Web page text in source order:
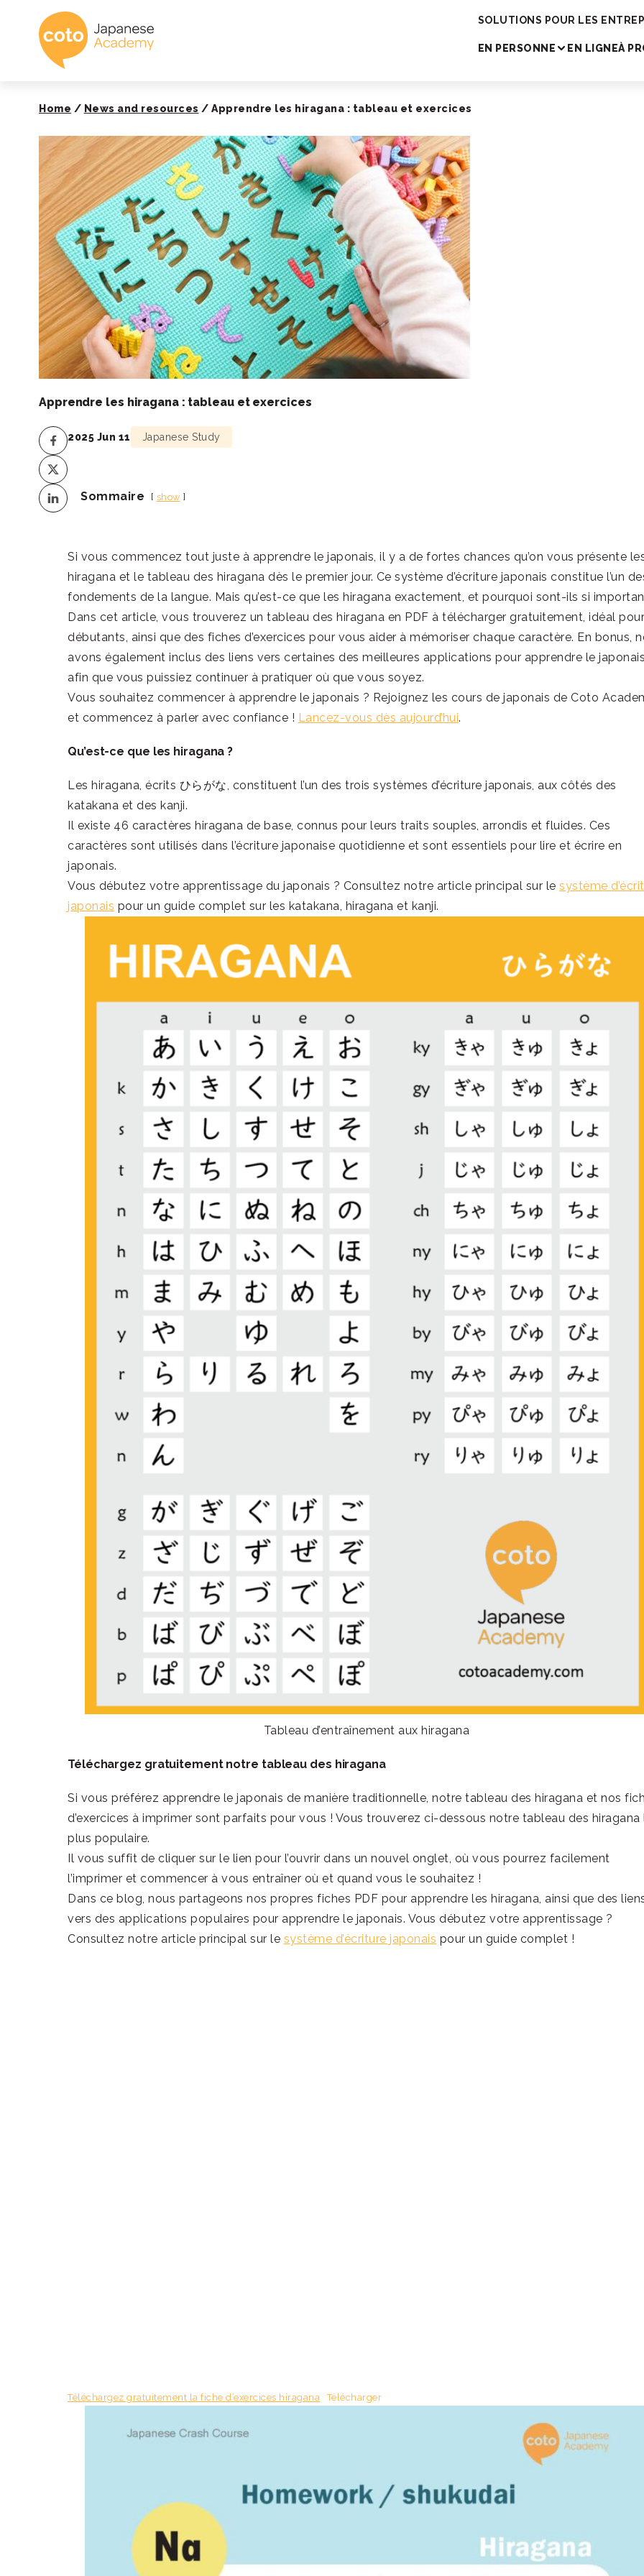
Coto Academy - École de japonais
SOLUTIONS POUR LES
EN PERSONNE EN LIGNEÀ
Home / News and resources / Apprendre les hiragana : tableau et exercices
Apprendre les hiragana : tableau et exercices
2025 Jun 11 Japanese Study
Sommaire show
Si vous commencez tout juste à apprendre le japonais, il y a de fortes chances qu’on vous présente
hiragana et le tableau des hiragana dès le premier jour. Ce système d’écriture japonais constitue l’un
fondements de la langue. Mais qu’est-ce que les hiragana exactement, et pourquoi sont-ils si
Dans cet article, vous trouverez un tableau des hiragana en PDF à télécharger gratuitement, idéal
débutants, ainsi que des fiches d’exercices pour vous aider à mémoriser chaque caractère. En bonus,
avons également inclus des liens vers certaines des meilleures applications pour apprendre le
afin que vous puissiez continuer à pratiquer où que vous soyez.
Vous souhaitez commencer à apprendre le japonais ? Rejoignez les cours de japonais de Coto
et commencez à parler avec confiance ! Lancez-vous dès aujourd’hui.
Qu’est-ce que les hiragana ?
Les hiragana, écrits ひらがな, constituent l’un des trois systèmes d’écriture japonais, aux côtés des
katakana et des kanji.
Il existe 46 caractères hiragana de base, connus pour leurs traits souples, arrondis et fluides. Ces
caractères sont utilisés dans l’écriture japonaise quotidienne et sont essentiels pour lire et écrire en
japonais.
Vous débutez votre apprentissage du japonais ? Consultez notre article principal sur le système
japonais pour un guide complet sur les katakana, hiragana et kanji.
Tableau d’entraînement aux hiragana
Téléchargez gratuitement notre tableau des hiragana
Si vous préférez apprendre le japonais de manière traditionnelle, notre tableau des hiragana et nos
d’exercices à imprimer sont parfaits pour vous ! Vous trouverez ci-dessous notre tableau des hiragana
plus populaire.
Il vous suffit de cliquer sur le lien pour l’ouvrir dans un nouvel onglet, où vous pourrez facilement
l’imprimer et commencer à vous entraîner où et quand vous le souhaitez !
Dans ce blog, nous partageons nos propres fiches PDF pour apprendre les hiragana, ainsi que des
vers des applications populaires pour apprendre le japonais. Vous débutez votre apprentissage ?
Consultez notre article principal sur le système d’écriture japonais pour un guide complet !
Téléchargez gratuitement la fiche d’exercices hiragana Télécharger